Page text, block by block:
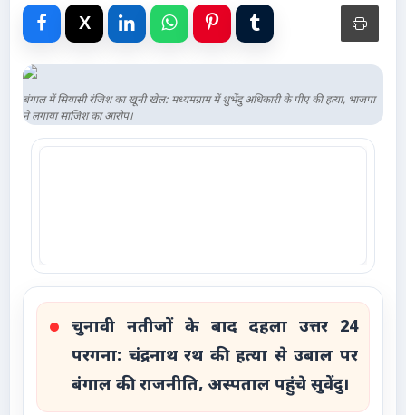
Events
Gallery
Videos
बंगाल में सियासी रंजिश का खूनी खेल: मध्यमग्राम में शुभेंदु अधिकारी के पीए की हत्या, भाजपा
ने लगाया साजिश का आरोप।
चुनावी नतीजों के बाद दहला उत्तर 24
परगना: चंद्रनाथ रथ की हत्या से उबाल पर
बंगाल की राजनीति, अस्पताल पहुंचे सुवेंदु।